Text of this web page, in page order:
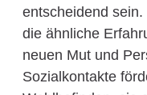
entscheidend
die ähnliche
neuen Mut und
Sozialkontakte